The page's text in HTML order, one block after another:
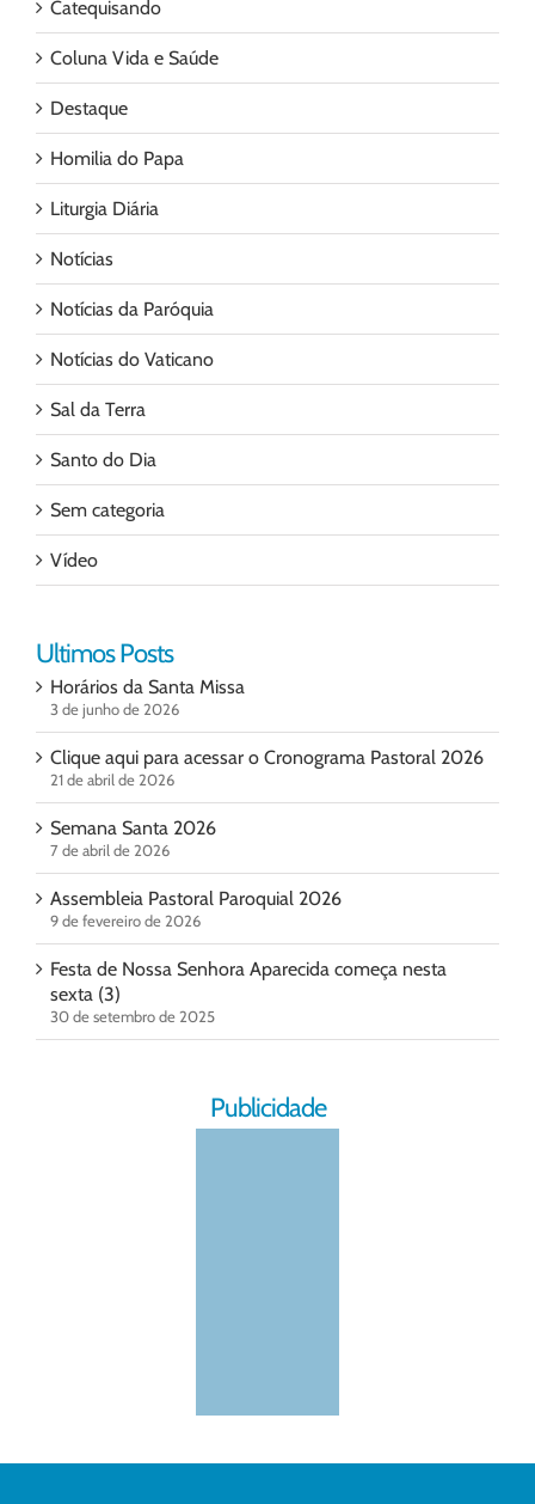
Catequisando
Coluna Vida e Saúde
Destaque
Homilia do Papa
Liturgia Diária
Notícias
Notícias da Paróquia
Notícias do Vaticano
Sal da Terra
Santo do Dia
Sem categoria
Vídeo
Ultimos Posts
Horários da Santa Missa
3 de junho de 2026
Clique aqui para acessar o Cronograma Pastoral 2026
21 de abril de 2026
Semana Santa 2026
7 de abril de 2026
Assembleia Pastoral Paroquial 2026
9 de fevereiro de 2026
Festa de Nossa Senhora Aparecida começa nesta
sexta (3)
30 de setembro de 2025
Publicidade